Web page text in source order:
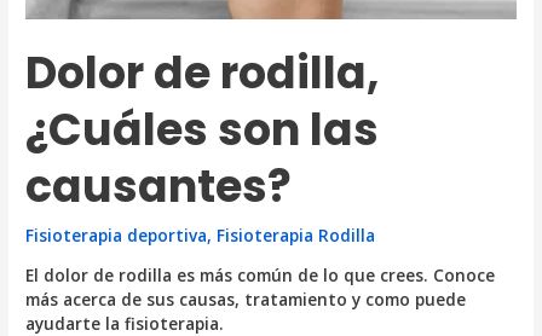
Dolor de rodilla,
¿Cuáles son las
causantes?
Fisioterapia deportiva, Fisioterapia Rodilla
El dolor de rodilla es más común de lo que crees. Conoce
más acerca de sus causas, tratamiento y como puede
ayudarte la fisioterapia.